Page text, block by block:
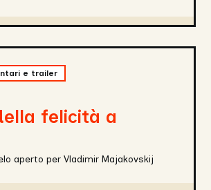
e trailer
felicità a
aperto per Vladimir Majakovskij